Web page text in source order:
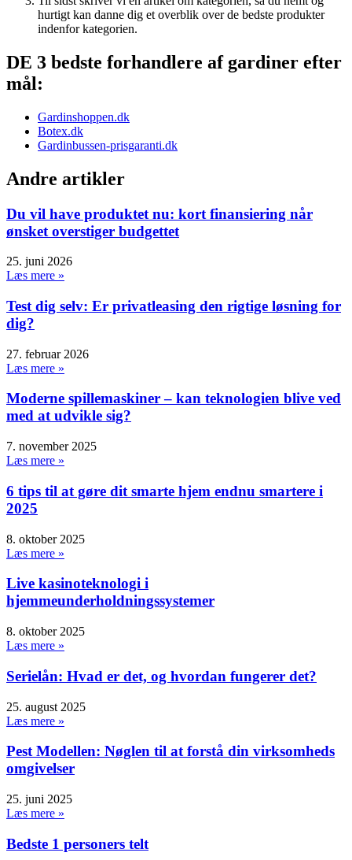
hurtigt kan danne dig et overblik over de bedste produkter
indenfor kategorien.
DE 3 bedste forhandlere af gardiner efter
mål:
Gardinshoppen.dk
Botex.dk
Gardinbussen-prisgaranti.dk
Andre artikler
Du vil have produktet nu: kort finansiering når
ønsket overstiger budgettet
25. juni 2026
Læs mere »
Test dig selv: Er privatleasing den rigtige løsning for
dig?
27. februar 2026
Læs mere »
Moderne spillemaskiner – kan teknologien blive ved
med at udvikle sig?
7. november 2025
Læs mere »
6 tips til at gøre dit smarte hjem endnu smartere i
2025
8. oktober 2025
Læs mere »
Live kasinoteknologi i
hjemmeunderholdningssystemer
8. oktober 2025
Læs mere »
Serielån: Hvad er det, og hvordan fungerer det?
25. august 2025
Læs mere »
Pest Modellen: Nøglen til at forstå din virksomheds
omgivelser
25. juni 2025
Læs mere »
Bedste 1 personers telt